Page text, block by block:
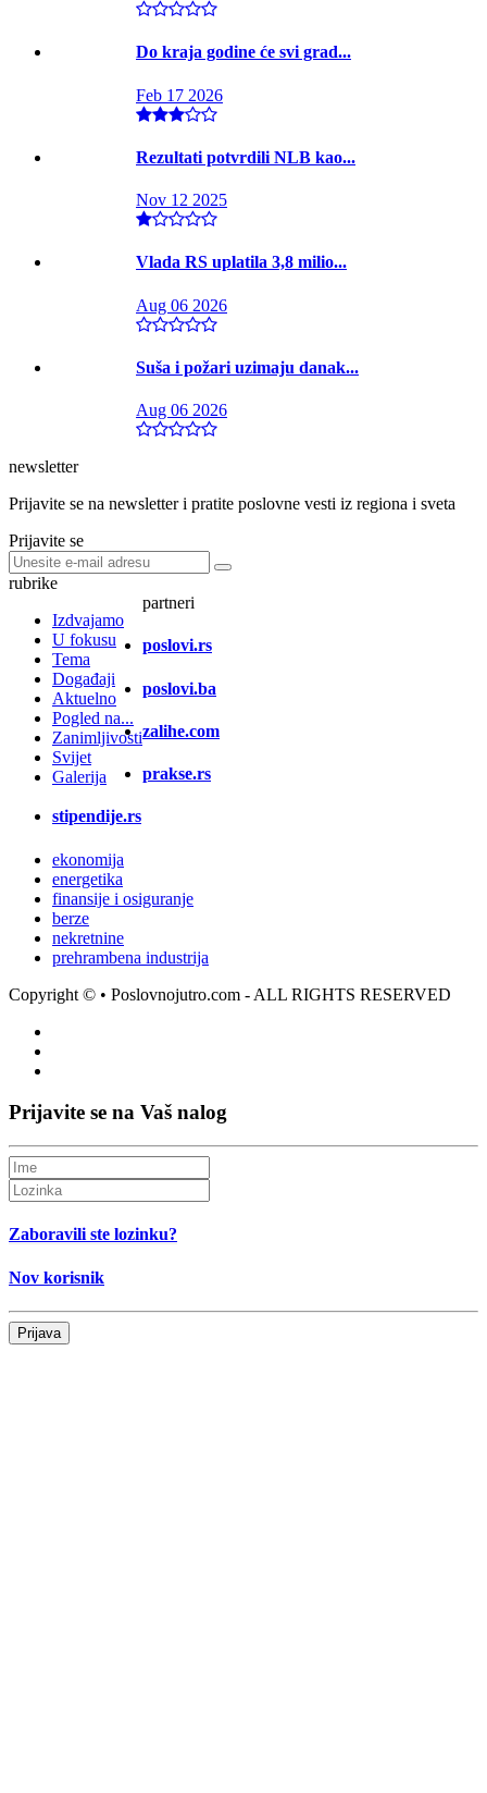
Do kraja godine će svi grad...
Feb 17 2026
Rezultati potvrdili NLB kao...
Nov 12 2025
Vlada RS uplatila 3,8 milio...
Aug 06 2026
Suša i požari uzimaju danak...
Aug 06 2026
newsletter
Prijavite se na newsletter i pratite poslovne vesti iz regiona i sveta
Prijavite se
rubrike
Izdvajamo
U fokusu
Tema
Događaji
Aktuelno
Pogled na...
Zanimljivosti
Svijet
Galerija
partneri
poslovi.rs
poslovi.ba
zalihe.com
prakse.rs
stipendije.rs
ekonomija
energetika
finansije i osiguranje
berze
nekretnine
prehrambena industrija
Copyright © • Poslovnojutro.com - ALL RIGHTS RESERVED
Prijavite se na Vaš nalog
Zaboravili ste lozinku?
Nov korisnik